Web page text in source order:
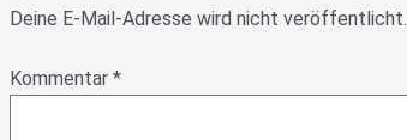
Deine E-Mail-Adresse wird nicht veröffentlicht.
Kommentar *